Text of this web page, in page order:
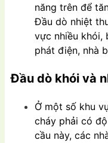
năng trên để
Đầu dò nhiệt
vực nhiều khói,
phát điện, nhà
Đầu dò khói và
Ở một số khu
cháy phải có
cầu này, các